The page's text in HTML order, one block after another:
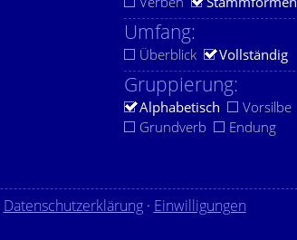
Umfang:
Überblick Vollständig
Gruppierung:
Alphabetisch
Vorsilbe
Grundverb
Endung
Datenschutzerklärung· Einwilligungen